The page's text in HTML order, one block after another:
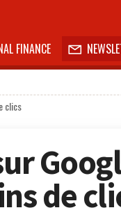
FINANCE 
clics
de